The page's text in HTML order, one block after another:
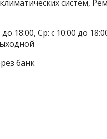
систем,
18:00, Ср: с 10:00 до
банк